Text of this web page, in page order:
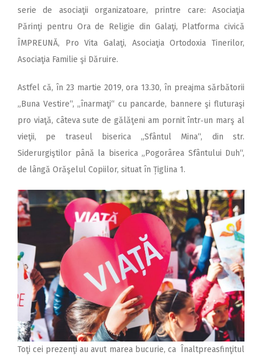
serie de asociaţii organizatoare, printre care: Asociaţia
Părinţi pentru Ora de Religie din Galaţi, Platforma civică
ÎMPREUNĂ, Pro Vita Galaţi, Asociaţia Ortodoxia Tinerilor,
Asociaţia Familie şi Dăruire.
Astfel că, în 23 martie 2019, ora 13.30, în preajma sărbătorii
„Buna Vestire“, „înarmaţi“ cu pancarde, bannere şi fluturaşi
pro viaţă, câteva sute de gălăţeni am pornit într‑un marş al
vieţii, pe traseul biserica „Sfântul Mina“, din str.
Siderurgiştilor până la biserica „Pogorârea Sfântului Duh“,
de lângă Orăşelul Copiilor, situat în Țiglina 1.
Toţi cei prezenţi au avut marea bucurie, ca Înaltpreasfinţitul